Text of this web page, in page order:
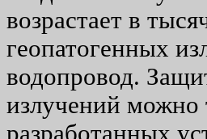
возрастает в
геопатогенных
водопровод.
излучений
разработанных